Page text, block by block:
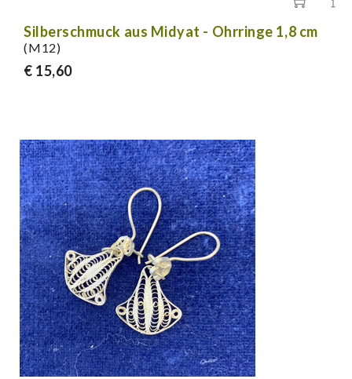
Silberschmuck aus Midyat - Ohrringe 1,8 cm
(M12)
€ 15,60